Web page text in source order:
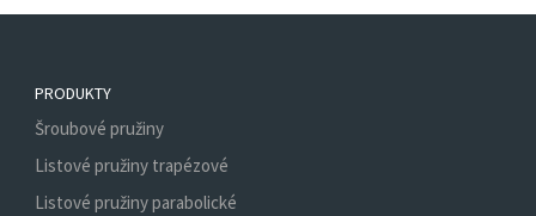
PRODUKTY
Šroubové pružiny
Listové pružiny trapézové
Listové pružiny parabolické